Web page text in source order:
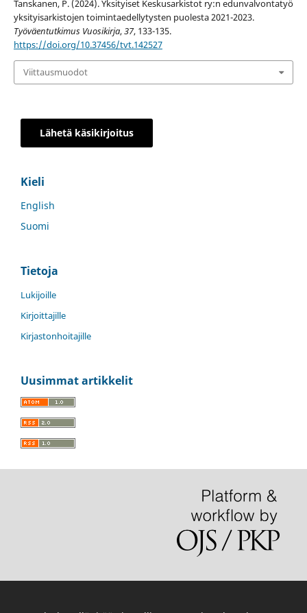
Tanskanen, P. (2024). Yksityiset Keskusarkistot ry:n edunvalvontatyö
yksityisarkistojen toimintaedellytysten puolesta 2021-2023.
Työväentutkimus Vuosikirja,37, 133-135.
https://doi.org/10.37456/tvt.142527
Viittausmuodot
Lähetä käsikirjoitus
Kieli
English
Suomi
Tietoja
Lukijoille
Kirjoittajille
Kirjastonhoitajille
Uusimmat artikkelit